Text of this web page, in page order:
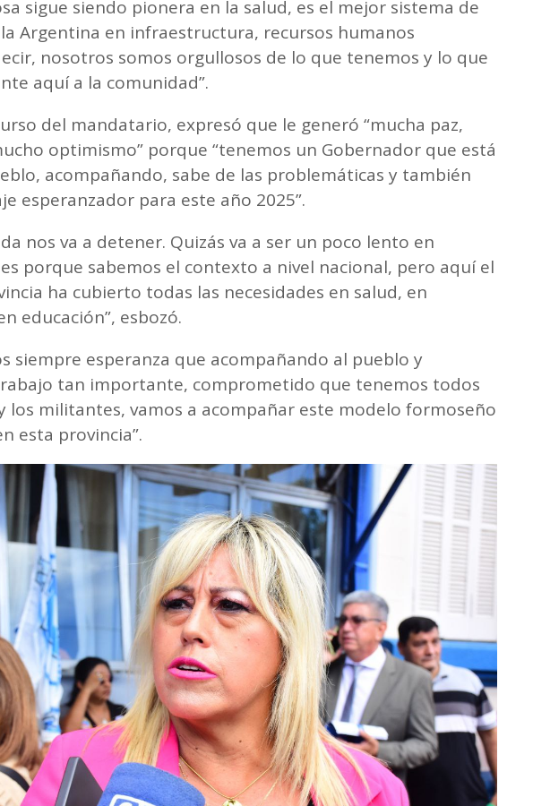
sigue siendo pionera en la salud, es el mejor sistema de
Argentina en infraestructura, recursos humanos
nosotros somos orgullosos de lo que tenemos y lo que
aquí a la comunidad”.
del mandatario, expresó que le generó “mucha paz,
optimismo” porque “tenemos un Gobernador que está
acompañando, sabe de las problemáticas y también
esperanzador para este año 2025”.
nos va a detener. Quizás va a ser un poco lento en
porque sabemos el contexto a nivel nacional, pero aquí el
ha cubierto todas las necesidades en salud, en
educación”, esbozó.
siempre esperanza que acompañando al pueblo y
tan importante, comprometido que tenemos todos
los militantes, vamos a acompañar este modelo formoseño
esta provincia”.